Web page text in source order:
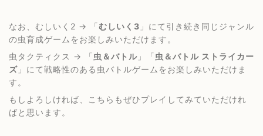
なお、むしいく2 → 「むしいく3 」にて引き続き同じジャンル
の虫育成ゲームをお楽しみいただけます。
虫タクティクス → 「虫＆バトル 」「虫＆バトル ストライカー
ズ 」にて戦略性のある虫バトルゲームをお楽しみいただけま
す。
もしよろしければ、こちらもぜひプレイしてみていただけれ
ばと思います。